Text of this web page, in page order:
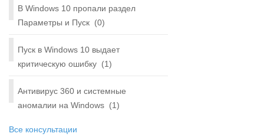
В Windows 10 пропали раздел
Параметры и Пуск (0)
Пуск в Windows 10 выдает
критическую ошибку (1)
Антивирус 360 и системные
аномалии на Windows (1)
Все консультации